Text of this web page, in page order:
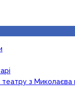
з Миколаєва